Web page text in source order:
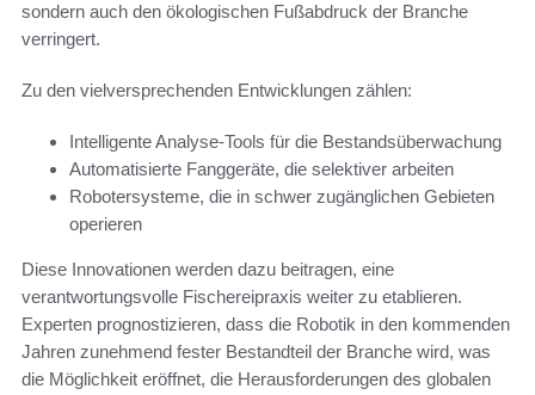
sondern auch den ökologischen Fußabdruck der Branche
verringert.
Zu den vielversprechenden Entwicklungen zählen:
Intelligente Analyse-Tools für die Bestandsüberwachung
Automatisierte Fanggeräte, die selektiver arbeiten
Robotersysteme, die in schwer zugänglichen Gebieten
operieren
Diese Innovationen werden dazu beitragen, eine
verantwortungsvolle Fischereipraxis weiter zu etablieren.
Experten prognostizieren, dass die Robotik in den kommenden
Jahren zunehmend fester Bestandteil der Branche wird, was
die Möglichkeit eröffnet, die Herausforderungen des globalen